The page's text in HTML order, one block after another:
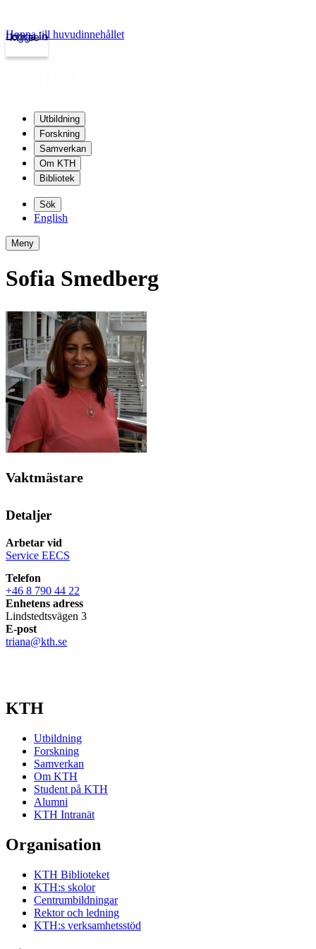
kth.se
Logga in
Hoppa till huvudinnehållet
Utbildning
Forskning
Samverkan
Om KTH
Bibliotek
Sök
English
Meny
Sofia Smedberg
Vaktmästare
Detaljer
Arbetar vid
Service EECS
Telefon
+46 8 790 44 22
Enhetens adress
Lindstedtsvägen 3
E-post
triana@kth.se
KTH
Utbildning
Forskning
Samverkan
Om KTH
Student på KTH
Alumni
KTH Intranät
Organisation
KTH Biblioteket
KTH:s skolor
Centrumbildningar
Rektor och ledning
KTH:s verksamhetsstöd